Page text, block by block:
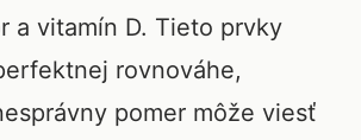
a vitamín D. Tieto prvky
rovnováhe,
pomer môže viesť